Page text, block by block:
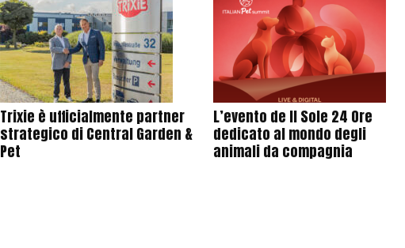
Trixie è ufficialmente partner
strategico di Central Garden &
Pet
L’evento de Il Sole 24 Ore
dedicato al mondo degli
animali da compagnia